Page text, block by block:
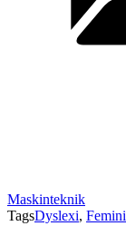
Maskinteknik
TagsDyslexi,